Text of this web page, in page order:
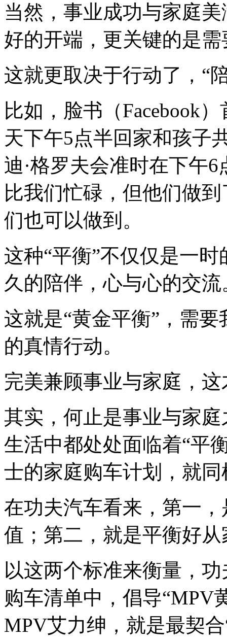
当然，事业成功与家庭
好的开端，更关键的是
这就更取决于行动了，“
比如，脸书（Facebook
天下午5点半回家和孩子
迪·格罗夫会准时在下午
比我们忙碌，但他们做
们也可以做到。
这种“平衡”不仅仅是一
久的陪伴，心与心的交流
这就是“黄金平衡”，需
的真情行动。
完美兼顾事业与家庭，
其实，何止是事业与家
生活中都处处面临着“平
士的家庭购车计划，就
在功夫汽车看来，第一
值；第二，就是平衡好
以这两个标准来衡量，
购车清单中，倡导“MPV
MPV艾力绅，就是最契